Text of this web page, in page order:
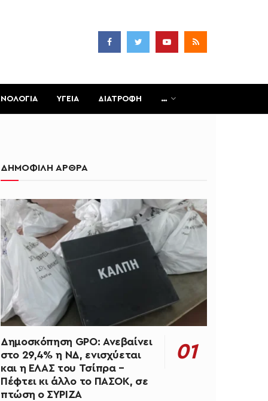
ΥΓΕΙΑ ΔΙΑΤΡΟΦΗ …
ΔΗΜΟΦΙΛΗ ΑΡΘΡΑ
Δημοσκόπηση GPO: Ανεβαίνει
στο 29,4% η ΝΔ, ενισχύεται
και η ΕΛΑΣ του Τσίπρα –
Πέφτει κι άλλο το ΠΑΣΟΚ, σε
πτώση ο ΣΥΡΙΖΑ